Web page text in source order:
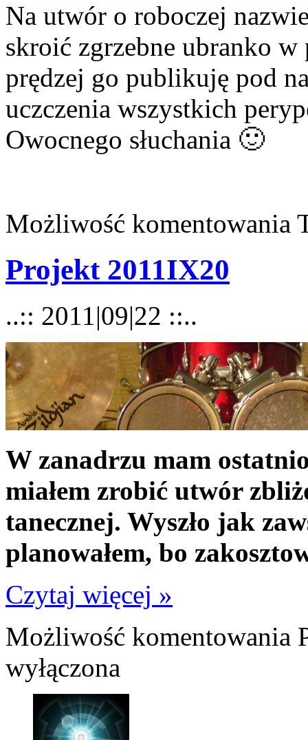
Na utwór o roboczej
skroić zgrzebne ubranko
prędzej go publikuję pod
uczczenia wszystkich
Owocnego słuchania 🙂
Możliwość komentowania
Projekt 2011IX20
..:: 2011|09|22 ::..
W zanadrzu mam
miałem zrobić utwór
tanecznej. Wyszło jak
planowałem, bo
Czytaj więcej »
Możliwość komentowania
wyłączona